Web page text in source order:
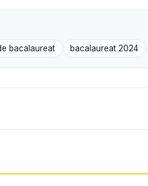
bacalaureat bacalaureat 2024